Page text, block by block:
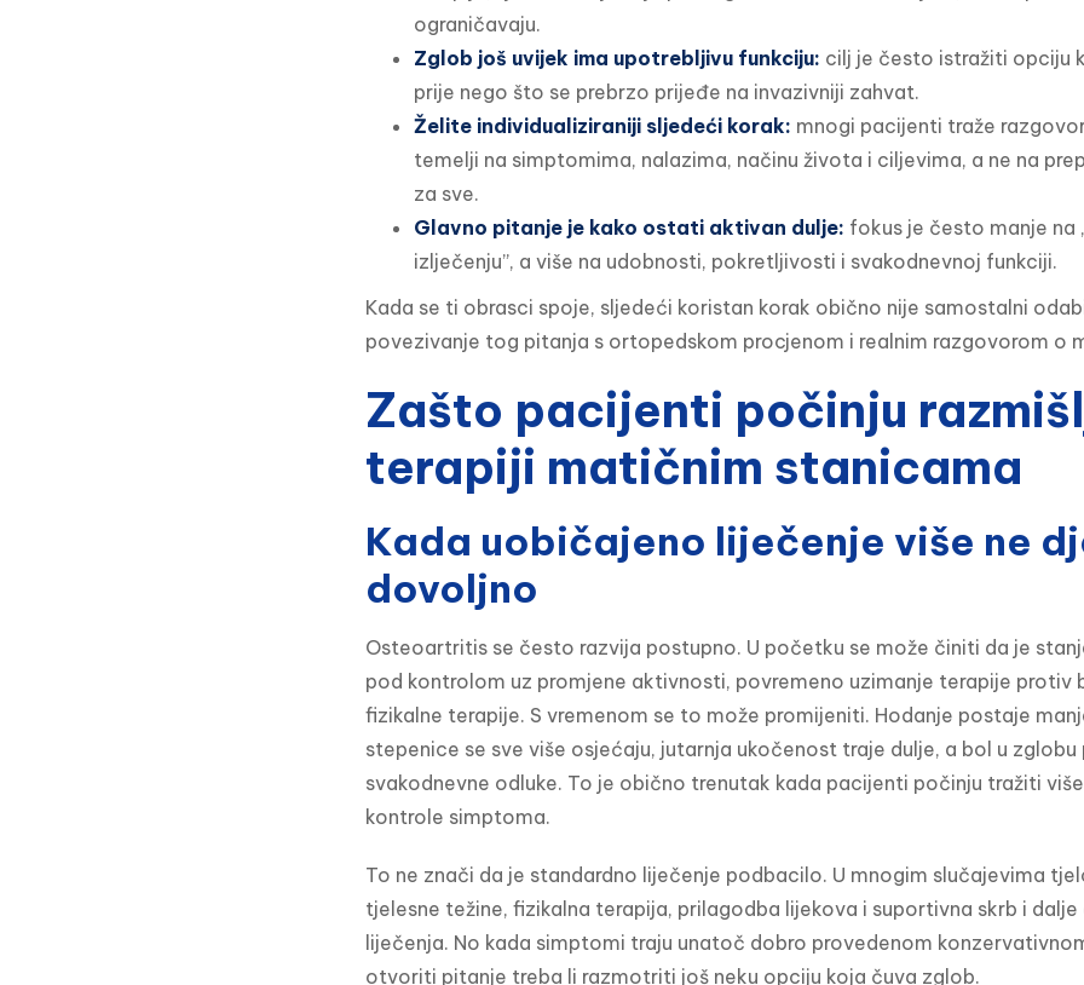
ograničavaju.
Zglob još uvijek ima upotrebljivu funkciju: cilj je često istražiti opciju
prije nego što se prebrzo prijeđe na invazivniji zahvat.
Želite individualiziraniji sljedeći korak: mnogi pacijenti traže
temelji na simptomima, nalazima, načinu života i ciljevima, a ne na
za sve.
Glavno pitanje je kako ostati aktivan dulje: fokus je često manje na
izlječenju”, a više na udobnosti, pokretljivosti i svakodnevnoj funkciji.
Kada se ti obrasci spoje, sljedeći koristan korak obično nije samostalni
povezivanje tog pitanja s ortopedskom procjenom i realnim razgovorom o
Zašto pacijenti počinju
terapiji matičnim stanicama
Kada uobičajeno liječenje više ne
dovoljno
Osteoartritis se često razvija postupno. U početku se može činiti da je
pod kontrolom uz promjene aktivnosti, povremeno uzimanje terapije protiv
fizikalne terapije. S vremenom se to može promijeniti. Hodanje postaje
stepenice se sve više osjećaju, jutarnja ukočenost traje dulje, a bol u
svakodnevne odluke. To je obično trenutak kada pacijenti počinju tražiti
kontrole simptoma.
To ne znači da je standardno liječenje podbacilo. U mnogim slučajevima
tjelesne težine, fizikalna terapija, prilagodba lijekova i suportivna skrb i
liječenja. No kada simptomi traju unatoč dobro provedenom
otvoriti pitanje treba li razmotriti još neku opciju koja čuva zglob.